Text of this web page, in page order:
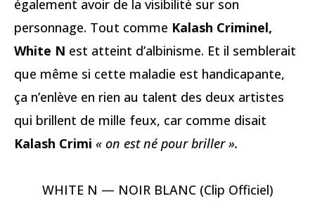
également avoir de la visibilité sur son
personnage. Tout comme Kalash Criminel,
White N est atteint d’albinisme. Et il semblerait
que même si cette maladie est handicapante,
ça n’enlève en rien au talent des deux artistes
qui brillent de mille feux, car comme disait
Kalash Crimi « on est né pour briller ».
WHITE N — NOIR BLANC (Clip Officiel)